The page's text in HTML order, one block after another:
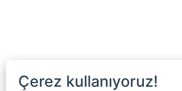
Çerez kullanıyoruz!